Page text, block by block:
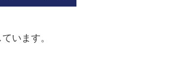
います。